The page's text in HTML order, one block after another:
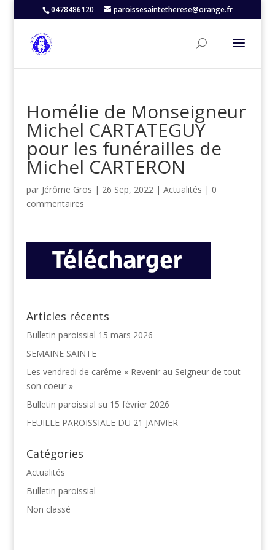
0478486120 paroissesaintetherese@orange.fr
Homélie de Monseigneur
Michel CARTATEGUY
pour les funérailles de
Michel CARTERON
par Jérôme Gros | 26 Sep, 2022| Actualités | 0
commentaires
Articles récents
Bulletin paroissial 15 mars 2026
SEMAINE SAINTE
Les vendredi de carême « Revenir au Seigneur de tout
son coeur »
Bulletin paroissial su 15 février 2026
FEUILLE PAROISSIALE DU 21 JANVIER
Catégories
Actualités
Bulletin paroissial
Non classé